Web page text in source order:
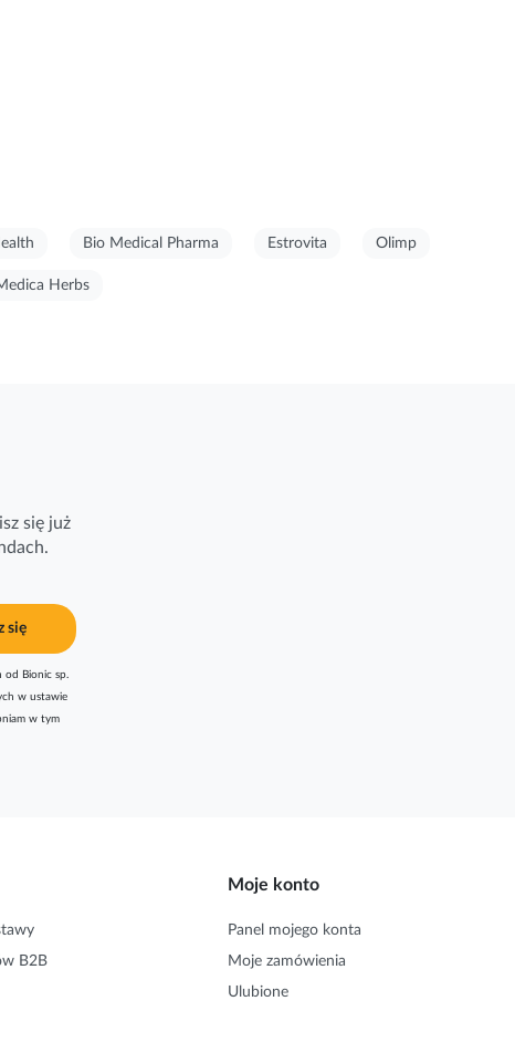
Bio Medical Pharma Estrovita Olimp
Herbs
się już
się
Bionic sp.
w ustawie
w tym
B2B
Moje konto
Panel mojego konta
Moje zamówienia
Ulubione